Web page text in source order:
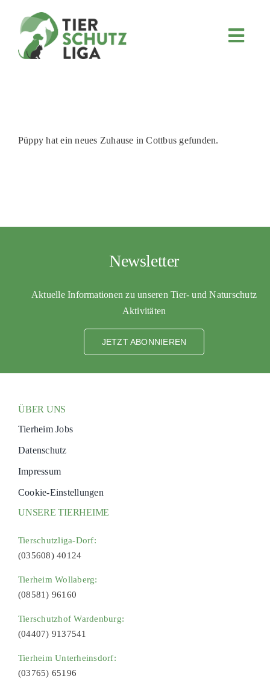
MITMACHEN
Püppy hat ein neues Zuhause in Cottbus gefunden.
Newsletter
Aktuelle Informationen zu unseren Tier- und Naturschutz
Aktivitäten
JETZT ABONNIEREN
ÜBER UNS
Tierheim Jobs
Datenschutz
Impressum
Cookie-Einstellungen
UNSERE TIERHEIME
Tierschutzliga-Dorf:
(035608) 40124
Tierheim Wollaberg:
(08581) 96160
Tierschutzhof Wardenburg:
(04407) 9137541
Tierheim Unterheinsdorf:
(03765) 65196